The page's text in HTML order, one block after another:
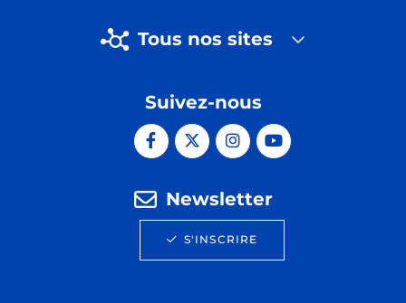
Tous nos sites
Suivez-nous
Newsletter
S'INSCRIRE